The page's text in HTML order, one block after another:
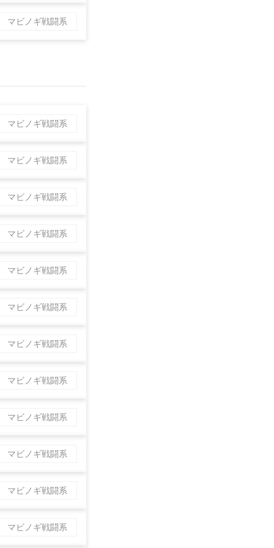
マビノギ戦闘系
マビノギ戦闘系
マビノギ戦闘系
マビノギ戦闘系
マビノギ戦闘系
マビノギ戦闘系
マビノギ戦闘系
マビノギ戦闘系
マビノギ戦闘系
マビノギ戦闘系
マビノギ戦闘系
マビノギ戦闘系
マビノギ戦闘系